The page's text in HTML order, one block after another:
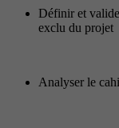
Définir et
exclu du projet
Analyser le